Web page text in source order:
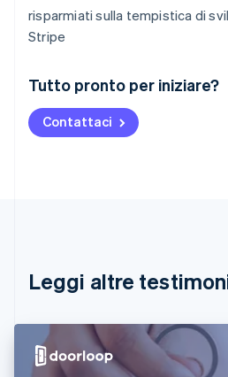
risparmiati sulla tempistica di
Stripe
Tutto pronto per iniziare?
Contattaci
Leggi altre
Australia
English
Austria
DeutschEnglish
English Français
Cina continentale
Cipro
Croazia